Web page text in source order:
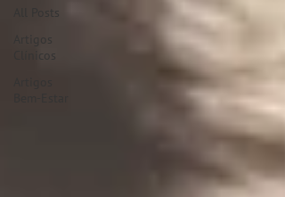
All Posts
Artigos
Clínicos